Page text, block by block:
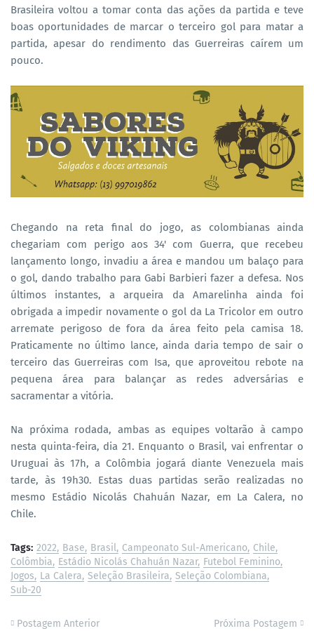
Brasileira voltou a tomar conta das ações da partida e teve
boas oportunidades de marcar o terceiro gol para matar a
partida, apesar do rendimento das Guerreiras caírem um
pouco.
Chegando na reta final do jogo, as colombianas ainda
chegariam com perigo aos 34' com Guerra, que recebeu
lançamento longo, invadiu a área e mandou um balaço para
o gol, dando trabalho para Gabi Barbieri fazer a defesa. Nos
últimos instantes, a arqueira da Amarelinha ainda foi
obrigada a impedir novamente o gol da La Tricolor em outro
arremate perigoso de fora da área feito pela camisa 18.
Praticamente no último lance, ainda daria tempo de sair o
terceiro das Guerreiras com Isa, que aproveitou rebote na
pequena área para balançar as redes adversárias e
sacramentar a vitória.
Na próxima rodada, ambas as equipes voltarão à campo
nesta quinta-feira, dia 21. Enquanto o Brasil, vai enfrentar o
Uruguai às 17h, a Colômbia jogará diante Venezuela mais
tarde, às 19h30. Estas duas partidas serão realizadas no
mesmo Estádio Nicolás Chahuán Nazar, em La Calera, no
Chile.
Tags: 2022 Base Brasil Campeonato Sul-Americano Chile
Colômbia Estádio Nicolás Chahuán Nazar Futebol Feminino
Jogos La Calera Seleção Brasileira Seleção Colombiana
Sub-20
Postagem Anterior Próxima Postagem